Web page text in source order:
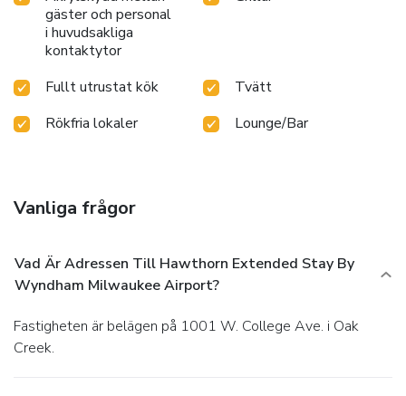
gäster och personal
i huvudsakliga
kontaktytor
Fullt utrustat kök
Tvätt
Rökfria lokaler
Lounge/Bar
Vanliga frågor
Vad Är Adressen Till Hawthorn Extended Stay By
Wyndham Milwaukee Airport?
Fastigheten är belägen på 1001 W. College Ave. i Oak
Creek.